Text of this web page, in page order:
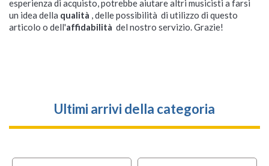
esperienza di acquisto, potrebbe aiutare altri musicisti a farsi
un idea della qualità , delle possibilità di utilizzo di questo
articolo o dell'affidabilità del nostro servizio. Grazie!
Ultimi arrivi della categoria